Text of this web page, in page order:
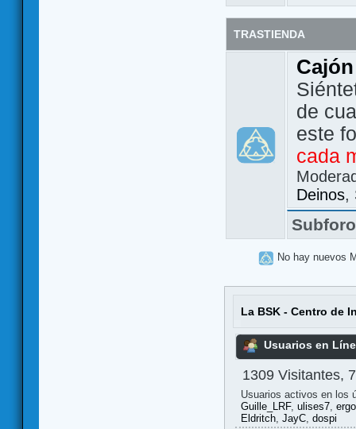
TRASTIENDA
de
este
cada
Deinos,
No hay nuevos
La BSK - Centro de
Usuarios en
1309 Visitantes,
Usuarios activos en los
Guille_LRF, ulises7,
Eldritch, JayC, dospi